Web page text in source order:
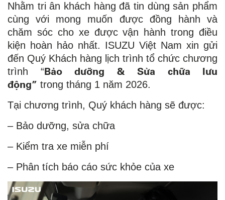
Nhằm tri ân khách hàng đã tin dùng sản phẩm
cùng với mong muốn được đồng hành và
chăm sóc cho xe được vận hành trong điều
kiện hoàn hảo nhất. ISUZU Việt Nam xin gửi
đến Quý Khách hàng lịch trình tổ chức chương
trình “Bảo dưỡng & Sửa chữa lưu
động” trong tháng 1 năm 2026.
Tại chương trình, Quý khách hàng sẽ được:
– Bảo dưỡng, sửa chữa
– Kiểm tra xe miễn phí
– Phân tích báo cáo sức khỏe của xe